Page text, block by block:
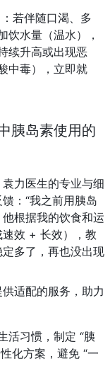
若伴随口渴、多
饮水量（温水），
续升高或出现恶
中毒），立即就
胰岛素使用的
力医生的专业与细
：“我之前用胰岛
根据我的饮食和运
效 + 长效），教
多了，再也没出现
适配的服务，助力
活习惯，制定 “胰
化方案，避免 “一